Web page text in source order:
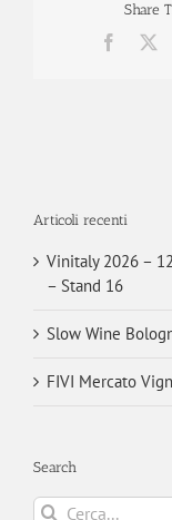
Share
Articoli recenti
Vinitaly 2026 –
– Stand 16
Slow Wine
FIVI Mercato
Search
Cerca